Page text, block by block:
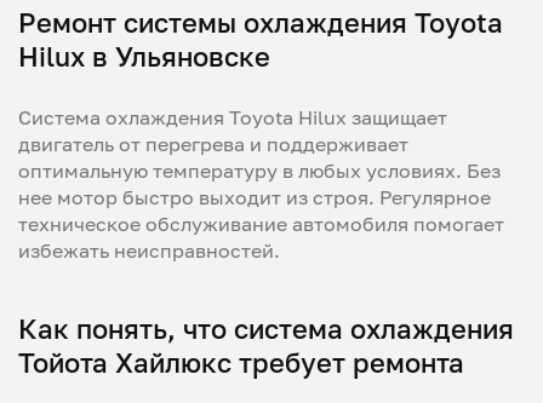
Ремонт системы охлаждения Toyota
Hilux в Ульяновске
Система охлаждения Toyota Hilux защищает
двигатель от перегрева и поддерживает
оптимальную температуру в любых условиях. Без
нее мотор быстро выходит из строя. Регулярное
техническое обслуживание автомобиля помогает
избежать неисправностей.
Как понять, что система охлаждения
Тойота Хайлюкс требует ремонта